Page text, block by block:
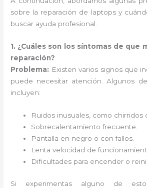
sobre la reparación de laptops y
buscar ayuda profesional.
1. ¿Cuáles son los síntomas de que
reparación?
Problema: Existen varios signos que
puede necesitar atención. Algunos
incluyen:
Ruidos inusuales, como chirridos
Sobrecalentamiento frecuente.
Pantalla en negro o con fallos.
Lenta velocidad de
Dificultades para encender o
Si experimentas alguno de